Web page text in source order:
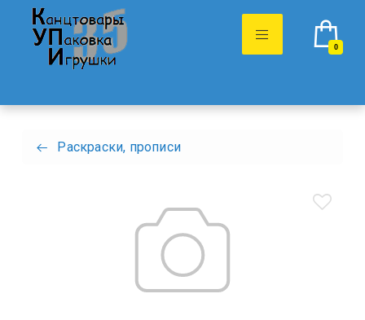
0
Раскраски, прописи